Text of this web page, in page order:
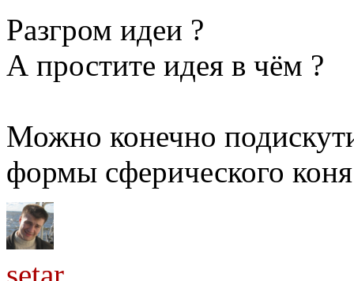
Разгром идеи ?
А простите идея в чём ?
Можно конечно
формы сферического